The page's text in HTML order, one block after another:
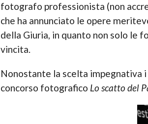
fotografo professionista (non
che ha annunciato le opere
della Giuria, in quanto non solo le
vincita.
Nonostante la scelta impegnativa
concorso fotografico Lo scatto del